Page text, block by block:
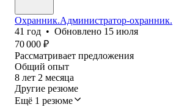
Охранник.Администратор-охранник.
41 год • Обновлено 15 июля
70 000 ₽
Рассматривает предложения
Общий опыт
8 лет 2 месяца
Другие резюме
Ещё 1 резюме